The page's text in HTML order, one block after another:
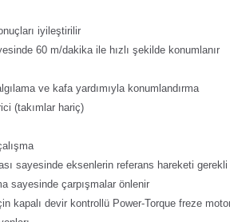
iyileştirilir
60 m/dakika ile hızlı şekilde konumlanır
ve kafa yardımıyla konumlandırma
(takımlar hariç)
sayesinde eksenlerin referans hareketi
sayesinde çarpışmalar önlenir
kapalı devir kontrollü Power-Torque freze